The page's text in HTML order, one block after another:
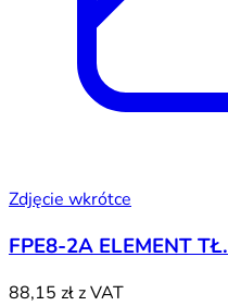
Zdjęcie wkrótce
FPE8-2A ELEMENT TŁ.
88,15 złz VAT